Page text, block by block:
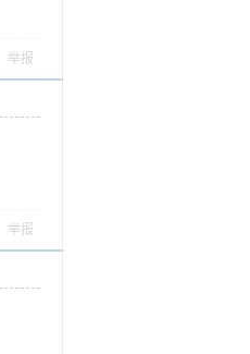
举报
举报